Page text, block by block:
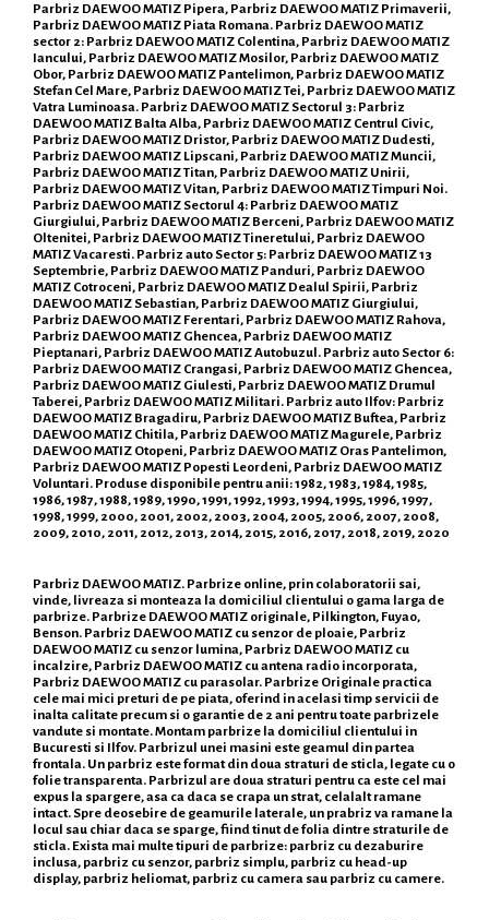
Parbriz DAEWOO MATIZ Pipera, Parbriz DAEWOO MATIZ Primaverii,
Parbriz DAEWOO MATIZ Piata Romana. Parbriz DAEWOO MATIZ
sector 2: Parbriz DAEWOO MATIZ Colentina, Parbriz DAEWOO MATIZ
Iancului, Parbriz DAEWOO MATIZ Mosilor, Parbriz DAEWOO MATIZ
Obor, Parbriz DAEWOO MATIZ Pantelimon, Parbriz DAEWOO MATIZ
Stefan Cel Mare, Parbriz DAEWOO MATIZ Tei, Parbriz DAEWOO MATIZ
Vatra Luminoasa. Parbriz DAEWOO MATIZ Sectorul 3: Parbriz
DAEWOO MATIZ Balta Alba, Parbriz DAEWOO MATIZ Centrul Civic,
Parbriz DAEWOO MATIZ Dristor, Parbriz DAEWOO MATIZ Dudesti,
Parbriz DAEWOO MATIZ Lipscani, Parbriz DAEWOO MATIZ Muncii,
Parbriz DAEWOO MATIZ Titan, Parbriz DAEWOO MATIZ Unirii,
Parbriz DAEWOO MATIZ Vitan, Parbriz DAEWOO MATIZ Timpuri Noi.
Parbriz DAEWOO MATIZ Sectorul 4: Parbriz DAEWOO MATIZ
Giurgiului, Parbriz DAEWOO MATIZ Berceni, Parbriz DAEWOO MATIZ
Oltenitei, Parbriz DAEWOO MATIZ Tineretului, Parbriz DAEWOO
MATIZ Vacaresti. Parbriz auto Sector 5: Parbriz DAEWOO MATIZ 13
Septembrie, Parbriz DAEWOO MATIZ Panduri, Parbriz DAEWOO
MATIZ Cotroceni, Parbriz DAEWOO MATIZ Dealul Spirii, Parbriz
DAEWOO MATIZ Sebastian, Parbriz DAEWOO MATIZ Giurgiului,
Parbriz DAEWOO MATIZ Ferentari, Parbriz DAEWOO MATIZ Rahova,
Parbriz DAEWOO MATIZ Ghencea, Parbriz DAEWOO MATIZ
Pieptanari, Parbriz DAEWOO MATIZ Autobuzul. Parbriz auto Sector 6:
Parbriz DAEWOO MATIZ Crangasi, Parbriz DAEWOO MATIZ Ghencea,
Parbriz DAEWOO MATIZ Giulesti, Parbriz DAEWOO MATIZ Drumul
Taberei, Parbriz DAEWOO MATIZ Militari. Parbriz auto Ilfov: Parbriz
DAEWOO MATIZ Bragadiru, Parbriz DAEWOO MATIZ Buftea, Parbriz
DAEWOO MATIZ Chitila, Parbriz DAEWOO MATIZ Magurele, Parbriz
DAEWOO MATIZ Otopeni, Parbriz DAEWOO MATIZ Oras Pantelimon,
Parbriz DAEWOO MATIZ Popesti Leordeni, Parbriz DAEWOO MATIZ
Voluntari. Produse disponibile pentru anii: 1982, 1983, 1984, 1985,
1986, 1987, 1988, 1989, 1990, 1991, 1992, 1993, 1994, 1995, 1996, 1997,
1998, 1999, 2000, 2001, 2002, 2003, 2004, 2005, 2006, 2007, 2008,
2009, 2010, 2011, 2012, 2013, 2014, 2015, 2016, 2017, 2018, 2019, 2020
Parbriz DAEWOO MATIZ. Parbrize online, prin colaboratorii sai,
vinde, livreaza si monteaza la domiciliul clientului o gama larga de
parbrize. Parbrize DAEWOO MATIZ originale, Pilkington, Fuyao,
Benson. Parbriz DAEWOO MATIZ cu senzor de ploaie, Parbriz
DAEWOO MATIZ cu senzor lumina, Parbriz DAEWOO MATIZ cu
incalzire, Parbriz DAEWOO MATIZ cu antena radio incorporata,
Parbriz DAEWOO MATIZ cu parasolar. Parbrize Originale practica
cele mai mici preturi de pe piata, oferind in acelasi timp servicii de
inalta calitate precum si o garantie de 2 ani pentru toate parbrizele
vandute si montate. Montam parbrize la domiciliul clientului in
Bucuresti si Ilfov. Parbrizul unei masini este geamul din partea
frontala. Un parbriz este format din doua straturi de sticla, legate cu o
folie transparenta. Parbrizul are doua straturi pentru ca este cel mai
expus la spargere, asa ca daca se crapa un strat, celalalt ramane
intact. Spre deosebire de geamurile laterale, un prabriz va ramane la
locul sau chiar daca se sparge, fiind tinut de folia dintre straturile de
sticla. Exista mai multe tipuri de parbrize: parbriz cu dezaburire
inclusa, parbriz cu senzor, parbriz simplu, parbriz cu head-up
display, parbriz heliomat, parbriz cu camera sau parbriz cu camere.